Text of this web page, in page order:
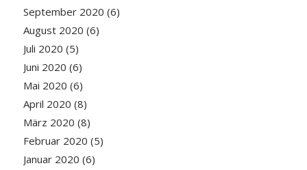
September 2020 (6)
August 2020 (6)
Juli 2020 (5)
Juni 2020 (6)
Mai 2020 (6)
April 2020 (8)
März 2020 (8)
Februar 2020 (5)
Januar 2020 (6)